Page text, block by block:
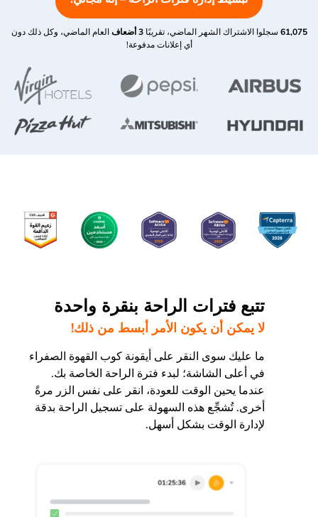
61,075 سجلوا الاشتراك الشهر الماضي، تقريبًا 3 أضعاف
العام الماضي، وكل ذلك دون
أي إعلانات مدفوعة!
تتبع فترات الراحة بنقرة واحدة
لا يمكن أن يكون الأمر أبسط من ذلك!
ما عليك سوى النقر على أيقونة كوب القهوة الصفراء
في أعلى الشاشة؛ لبدء فترة الراحة الخاصة بك.
عندما يحين الوقت للعودة، انقر على نفس الزر مرةً
أخرى. تُشجِّع هذه السهولة على تسجيل الراحة بدقة
لإدارة الوقت بشكل أسهل.